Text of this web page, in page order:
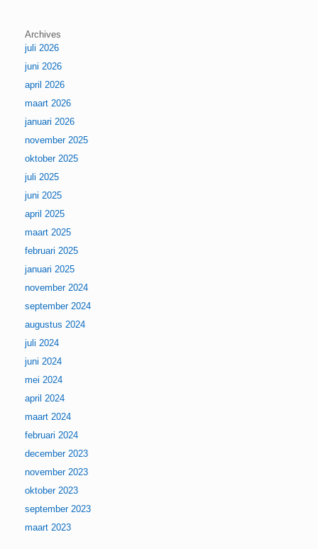
Archives
juli 2026
juni 2026
april 2026
maart 2026
januari 2026
november 2025
oktober 2025
juli 2025
juni 2025
april 2025
maart 2025
februari 2025
januari 2025
november 2024
september 2024
augustus 2024
juli 2024
juni 2024
mei 2024
april 2024
maart 2024
februari 2024
december 2023
november 2023
oktober 2023
september 2023
maart 2023